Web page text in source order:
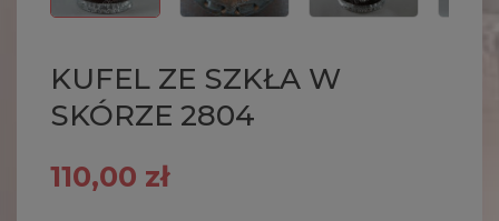
KUFEL ZE SZKŁA W
SKÓRZE 2804
110,00 zł